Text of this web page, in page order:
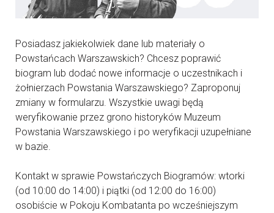
Posiadasz jakiekolwiek dane lub materiały o
Powstańcach Warszawskich? Chcesz poprawić
biogram lub dodać nowe informacje o uczestnikach i
żołnierzach Powstania Warszawskiego? Zaproponuj
zmiany w formularzu. Wszystkie uwagi będą
weryfikowanie przez grono historyków Muzeum
Powstania Warszawskiego i po weryfikacji uzupełniane
w bazie.
Kontakt w sprawie Powstańczych Biogramów: wtorki
(od 10:00 do 14:00) i piątki (od 12:00 do 16:00)
osobiście w Pokoju Kombatanta po wcześniejszym